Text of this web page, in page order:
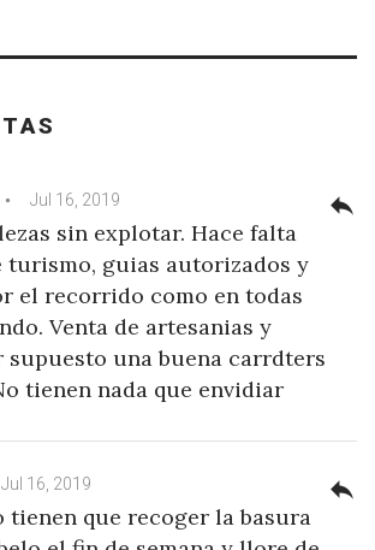
Jul 16, 2019
sin explotar. Hace falta
turismo, guias autorizados y
el recorrido como en todas
Venta de artesanias y
supuesto una buena carrdters
tienen nada que envidiar
reply
Jul 16, 2019
tienen que recoger la basura
reply